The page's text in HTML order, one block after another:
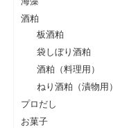
酒粕
板酒粕
袋しぼり酒粕
酒粕（料理用）
ねり酒粕（漬物用）
プロだし
お菓子